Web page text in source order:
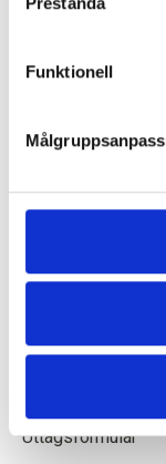
via vår
Funktionell
CVR: 39685000
Om oss
Uttagsformulär